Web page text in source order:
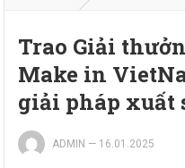
Trao Giải
Make in
giải pháp xuất
ADMIN — 16.01.2025